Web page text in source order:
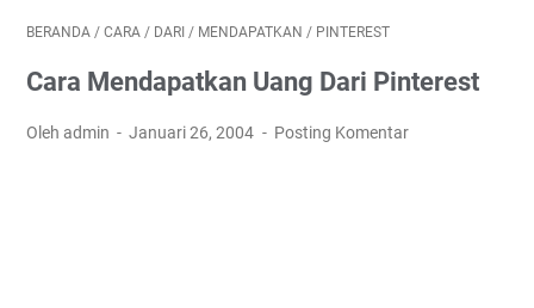
BERANDA / CARA / DARI / MENDAPATKAN / PINTEREST
Cara Mendapatkan Uang Dari Pinterest
Oleh admin Januari 26, 2004 Posting Komentar